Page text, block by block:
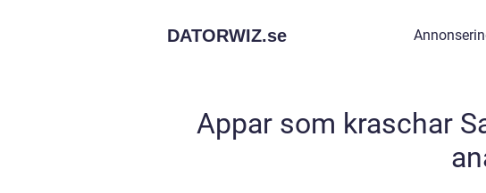
DATORWIZ.se
Appar som kraschar